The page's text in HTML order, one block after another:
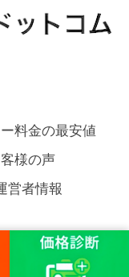
料金の最安値
様の声
営者情報